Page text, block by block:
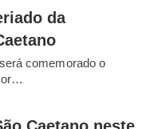
da
comemorado o